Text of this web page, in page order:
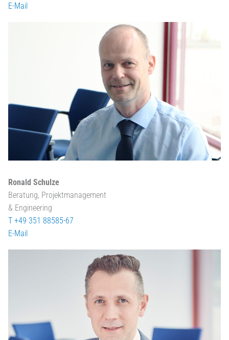
E-Mail
Ronald Schulze
Beratung, Projektmanagement
& Engineering
T +49 351 88585-67
E-Mail